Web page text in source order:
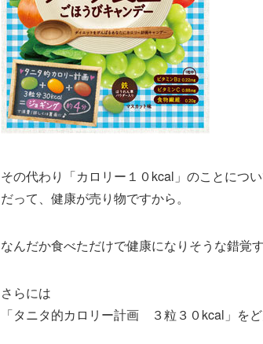
その代わり「カロリー１０kcal」のことにつ
だって、健康が売り物ですから。
なんだか食べただけで健康になりそうな錯覚
さらには
「タニタ的カロリー計画 ３粒３０kcal」を